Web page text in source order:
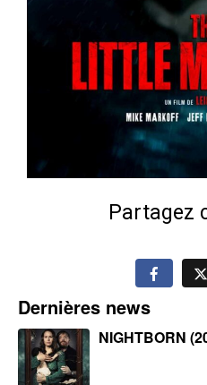
Partagez
Dernières news
NIGHTBORN